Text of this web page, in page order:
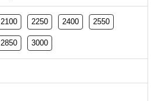
2100 2250 2400 2550
2850 3000